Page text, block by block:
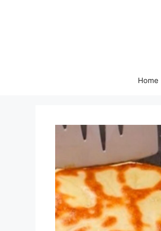
Home